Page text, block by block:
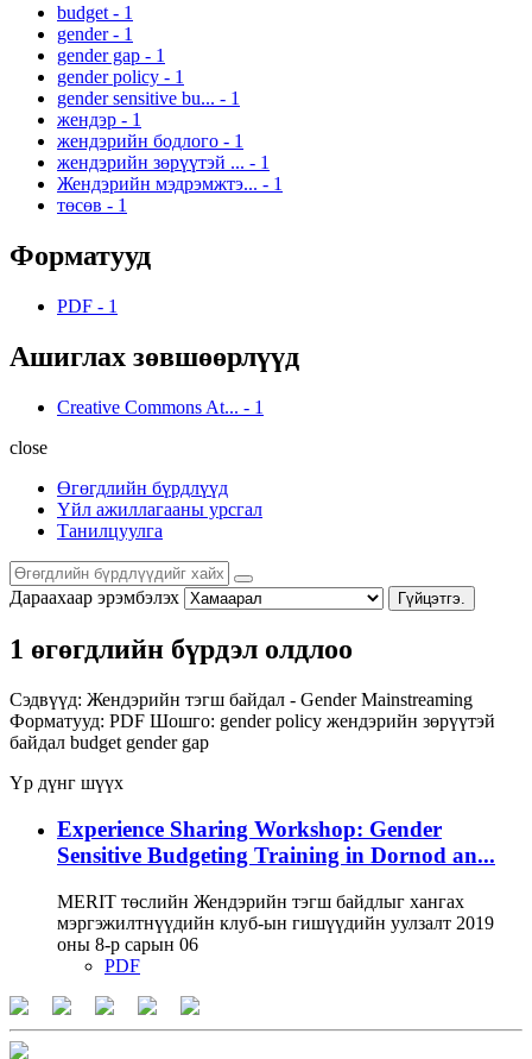
budget - 1
gender - 1
gender gap - 1
gender policy - 1
gender sensitive bu... - 1
жендэр - 1
жендэрийн бодлого - 1
жендэрийн зөрүүтэй ... - 1
Жендэрийн мэдрэмжтэ... - 1
төсөв - 1
Форматууд
PDF - 1
Ашиглах зөвшөөрлүүд
Creative Commons At... - 1
close
Өгөгдлийн бүрдлүүд
Үйл ажиллагааны урсгал
Танилцуулга
Дараахаар эрэмбэлэх Гүйцэтгэ.
1 өгөгдлийн бүрдэл олдлоо
Сэдвүүд: Жендэрийн тэгш байдал - Gender Mainstreaming
Форматууд: PDF Шошго: gender policy жендэрийн зөрүүтэй
байдал budget gender gap
Үр дүнг шүүх
Experience Sharing Workshop: Gender
Sensitive Budgeting Training in Dornod an...
MERIT төслийн Жендэрийн тэгш байдлыг хангах
мэргэжилтнүүдийн клуб-ын гишүүдийн уулзалт 2019
оны 8-р сарын 06
PDF